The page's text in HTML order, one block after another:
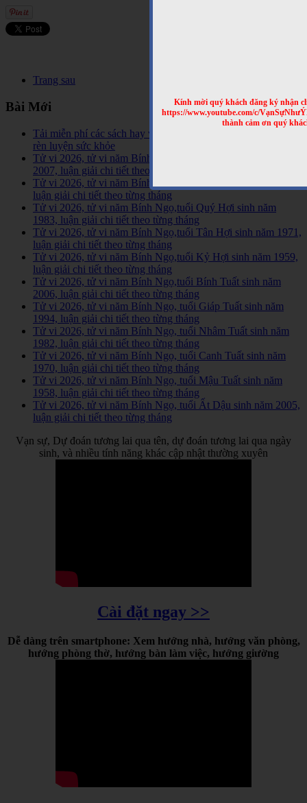
Kính mời quý khách đăng ký nhận
https://www.youtube.com/c/
thành cảm ơn quý
Trang sau
Bài Mới
Tải miễn phí các sách hay về tinh hoa võ học trên Thế Giới,
rèn luyện sức khỏe
Tử vi 2026, tử vi năm Bính Ngọ,tuổi Đinh Hợi sinh năm
2007, luận giải chi tiết theo từng tháng
Tử vi 2026, tử vi năm Bính Ngọ,tuổi Ất Hợi sinh năm 1995,
luận giải chi tiết theo từng tháng
Tử vi 2026, tử vi năm Bính Ngọ,tuổi Quý Hợi sinh năm
1983, luận giải chi tiết theo từng tháng
Tử vi 2026, tử vi năm Bính Ngọ,tuổi Tân Hợi sinh năm 1971,
luận giải chi tiết theo từng tháng
Tử vi 2026, tử vi năm Bính Ngọ,tuổi Kỷ Hợi sinh năm 1959,
luận giải chi tiết theo từng tháng
Tử vi 2026, tử vi năm Bính Ngọ,tuổi Bính Tuất sinh năm
2006, luận giải chi tiết theo từng tháng
Tử vi 2026, tử vi năm Bính Ngọ, tuổi Giáp Tuất sinh năm
1994, luận giải chi tiết theo từng tháng
Tử vi 2026, tử vi năm Bính Ngọ, tuổi Nhâm Tuất sinh năm
1982, luận giải chi tiết theo từng tháng
Tử vi 2026, tử vi năm Bính Ngọ, tuổi Canh Tuất sinh năm
1970, luận giải chi tiết theo từng tháng
Tử vi 2026, tử vi năm Bính Ngọ, tuổi Mậu Tuất sinh năm
1958, luận giải chi tiết theo từng tháng
Tử vi 2026, tử vi năm Bính Ngọ, tuổi Ất Dậu sinh năm 2005,
luận giải chi tiết theo từng tháng
Vạn sự, Dự đoán tương lai qua tên, dự đoán tương lai qua ngày
sinh, và nhiều tính năng khác cập nhật thường xuyên
Cài đặt ngay >>
Dễ dàng trên smartphone: Xem hướng nhà, hướng văn phòng,
hướng phòng thờ, hướng bàn làm việc, hướng giường